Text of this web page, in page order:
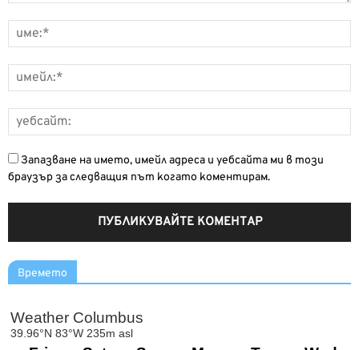
Запазване на името, имейл адреса и уебсайта ми в този
браузър за следващия път когато коментирам.
Времето